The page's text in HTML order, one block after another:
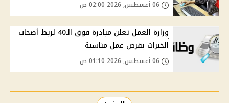
وزارة العمل تعلن مبادرة فوق الـ40 لربط أصحاب
الخبرات بفرص عمل مناسبة